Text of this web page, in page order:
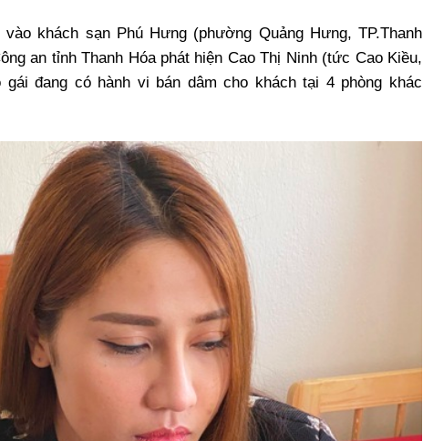
khách sạn Phú Hưng (phường Quảng Hưng, TP.Thanh
an tỉnh Thanh Hóa phát hiện Cao Thị Ninh (tức Cao Kiều,
gái đang có hành vi bán dâm cho khách tại 4 phòng khác